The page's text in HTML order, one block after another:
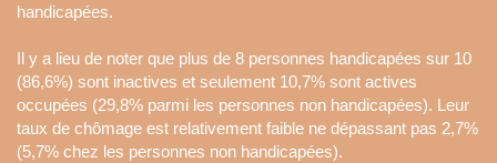
handicapées.
Il y a lieu de noter que plus de 8 personnes handicapées sur 10
(86,6%) sont inactives et seulement 10,7% sont actives
occupées (29,8% parmi les personnes non handicapées). Leur
taux de chômage est relativement faible ne dépassant pas 2,7%
(5,7% chez les personnes non handicapées).